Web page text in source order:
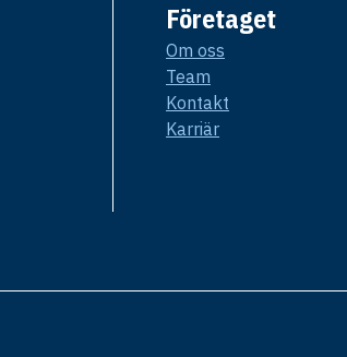
Företaget
Om oss
Team
Kontakt
Karriär